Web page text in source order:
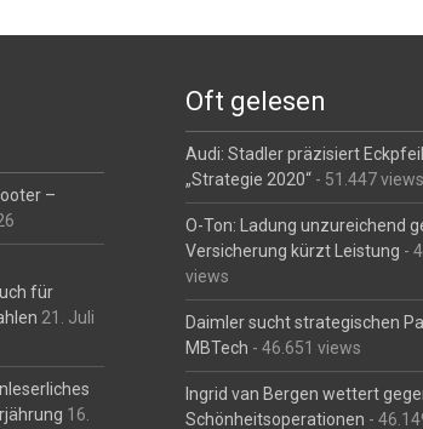
–
für
21. Juli
16.
Oft gelesen
Audi: Stadler präzisiert
„Strategie 2020“ - 51.447 views
O-Ton: Ladung unzureichend
Versicherung kürzt Leistung -
views
Daimler sucht strategischen
MBTech - 46.651 views
Ingrid van Bergen wettert
Schönheitsoperationen -